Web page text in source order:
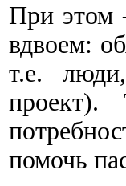
При этом
вдвоем:
т.е.
проект).
помочь